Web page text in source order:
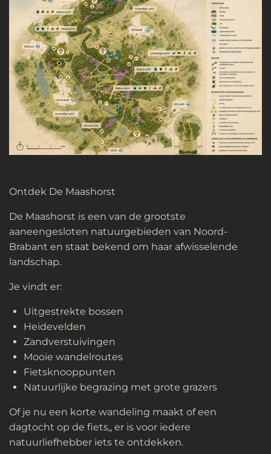
Ontdek De Maashorst
De Maashorst is een van de grootste
aaneengesloten natuurgebieden van Noord-
Brabant en staat bekend om haar afwisselende
landschap.
Je vindt er:
Uitgestrekte bossen
Heidevelden
Zandverstuivingen
Mooie wandelroutes
Fietsknooppunten
Natuurlijke begrazing met grote grazers
Of je nu een korte wandeling maakt of een
dagtocht op de fiets,, er is voor iedere
natuurliefhebber iets te ontdekken.